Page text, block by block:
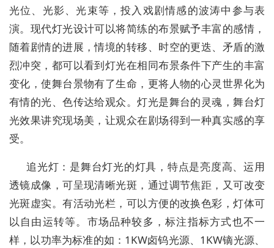
光位、光影、光束等，投入戏剧情感的波涛中参与表
演。现代灯光设计可以将简练的布景赋予丰富的感情，
随着剧情的进展，情境的转移、时空的更迭、矛盾的激
烈冲突，都可以看到灯光在相同布景条件下产生的丰富
变化，使舞台景物有了生命，更将人物的心灵世界化为
有情的光、色传达给观众。灯光是舞台的灵魂，舞台灯
光效果讲究现场美，让观众在剧场得到一种真实感的享
受。
追光灯：是舞台灯光的灯具，特点是亮度高、运用
透镜成像，可呈现清晰光斑，通过调节焦距，又可改变
光斑虚实。有活动光栏，可以方便的改换色彩，灯体可
以自由运转等。市场品种较多，标注指标方式也不一
样，以功率为标准的如：1KW卤钨光源、1KW镝光源、